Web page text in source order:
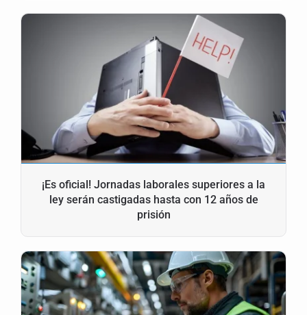
¡Es oficial! Jornadas laborales superiores a la
ley serán castigadas hasta con 12 años de
prisión